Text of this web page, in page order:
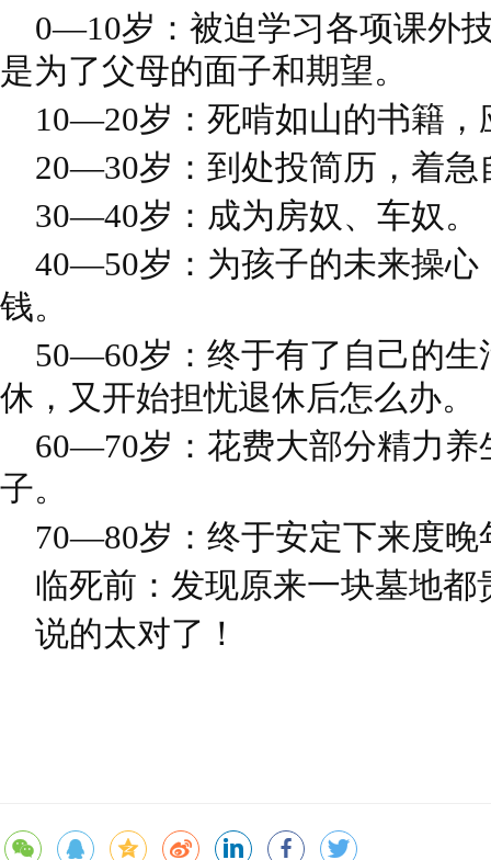
0—10岁：被迫学习各项课外
是为了父母的面子和期望。
10—20岁：死啃如山的书籍，
20—30岁：到处投简历，着急
30—40岁：成为房奴、车奴。
40—50岁：为孩子的未来操心
钱。
50—60岁：终于有了自己的生
休，又开始担忧退休后怎么办。
60—70岁：花费大部分精力养
子。
70—80岁：终于安定下来度晚
临死前：发现原来一块墓地都
说的太对了！